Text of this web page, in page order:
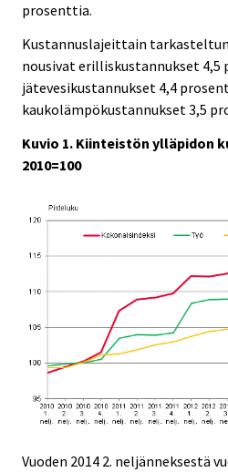
prosenttia.
Kustannuslajeittain
nousivat erilliskustannukset
jätevesikustannukset 4,4
kaukolämpökustannukset 3,5
Kuvio 1. Kiinteistön ylläpidon
2010=100
Vuoden 2014 2. neljänneksestä